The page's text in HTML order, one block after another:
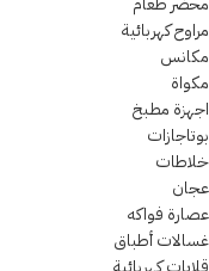
مراوح كهربائية
مكانس
مكواة
اجهزة مطبخ
بوتاجازات
خلاطات
عجان
عصارة فواكه
غسالات أطباق